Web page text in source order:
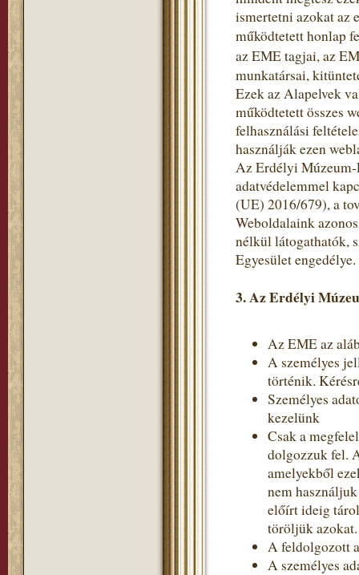
ismertetni azokat az
működtetett honlap
az EME tagjai, az
munkatársai,
Ezek az Alapelvek
működtetett összes
felhasználási
használják ezen
Az Erdélyi Múzeum-
adatvédelemmel
(UE) 2016/679), a
Weboldalaink
nélkül látogathatók,
Egyesület engedélye.
3. Az Erdélyi
Az EME az
A személyes
történik.
Személyes
kezelünk
Csak a
dolgozzuk fel.
amelyekből
nem
előírt ideig
töröljük azokat.
A feldolgozott
A személyes